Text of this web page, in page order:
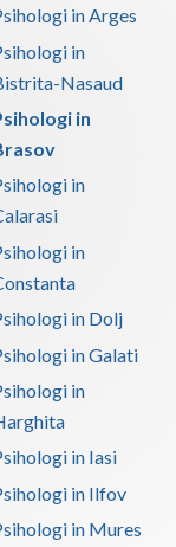
in Arges
in
Nasaud
in
in
in
in Dolj
in Galati
in
in Iasi
in Ilfov
in Mures